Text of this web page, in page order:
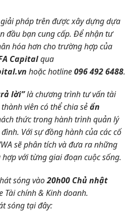
pháp trên được xây dựng dựa
đầu bạn cung cấp. Để nhận tư
hóa hơn cho trường hợp của
Capitalqua
hoặc hotline096 492 6488.
lời”là chương trình tư vấn tài
viên có thể chia sẻẩn
thức trong hành trình quản lý
Với sự đồng hành của các cố
sẽ phân tích và đưa ra những
với từng giai đoạn cuộc sống.
sóng vào20h00 Chủ nhật
Tài chính & Kinh doanh.
sóng tại đây: